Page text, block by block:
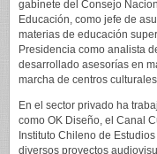
gabinete del Consejo
Educación, como jefe de
materias de educación
Presidencia como analista
desarrollado asesorías en
marcha de centros
En el sector privado ha
como OK Diseño, el Canal
Instituto Chileno de
diversos proyectos